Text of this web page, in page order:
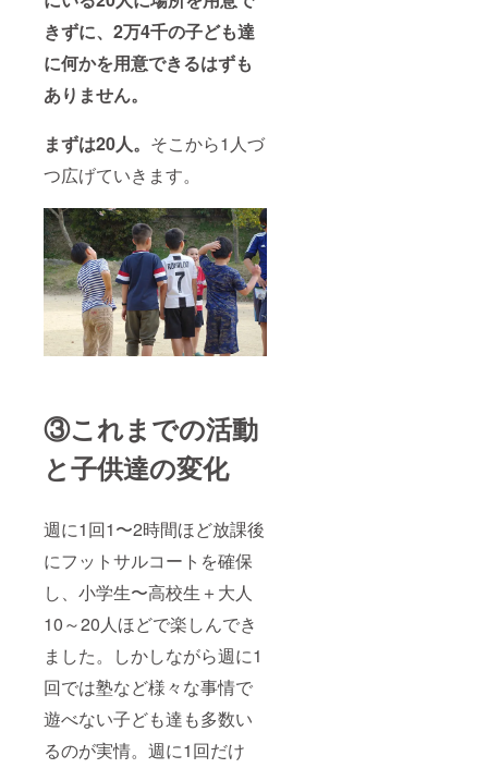
きずに、2万4千の子ども達
に何かを用意できるはずも
ありません。
まずは20人。 そこから1人づ
つ広げていきます。
③これまでの活動
と子供達の変化
週に1回1〜2時間ほど放課後
にフットサルコートを確保
し、小学生〜高校生＋大人
10～20人ほどで楽しんでき
ました。しかしながら週に1
回では塾など様々な事情で
遊べない子ども達も多数い
るのが実情。週に1回だけ